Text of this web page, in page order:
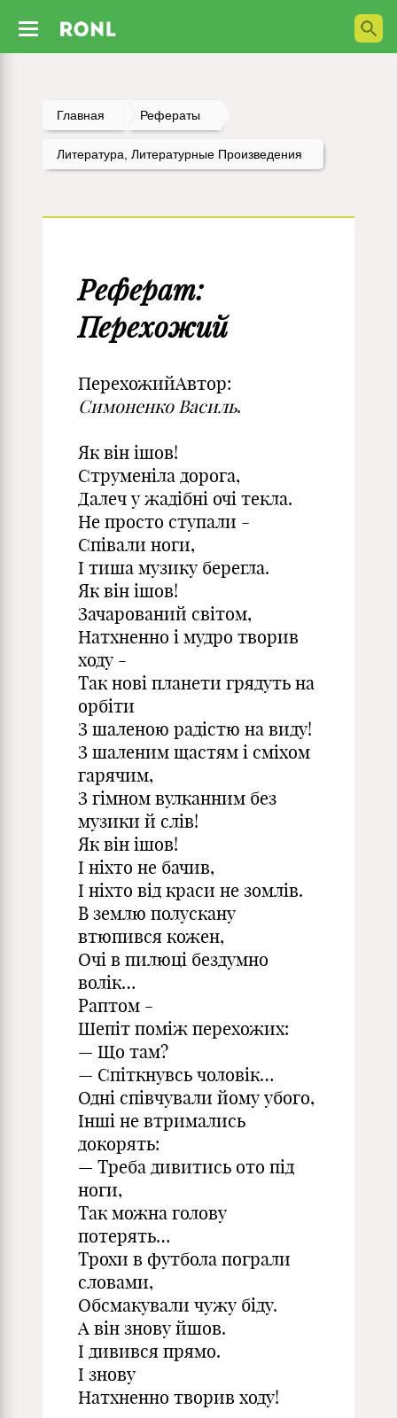
Главная Рефераты
Литература, Литературные Произведения
Реферат:
Перехожий
ПерехожийАвтор:
Симоненко Василь.
Як він ішов!
Струменіла дорога,
Далеч у жадібні очі текла.
Не просто ступали -
Співали ноги,
І тиша музику берегла.
Як він ішов!
Зачарований світом,
Натхненно і мудро творив
ходу -
Так нові планети грядуть на
орбіти
З шаленою радістю на виду!
З шаленим щастям і сміхом
гарячим,
З гімном вулканним без
музики й слів!
Як він ішов!
І ніхто не бачив,
І ніхто від краси не зомлів.
В землю полускану
втюпився кожен,
Очі в пилюці бездумно
волік…
Раптом -
Шепіт поміж перехожих:
— Що там?
— Спіткнувсь чоловік…
Одні співчували йому убого,
Інші не втримались
докорять:
— Треба дивитись ото під
ноги,
Так можна голову
потерять…
Трохи в футбола пограли
словами,
Обсмакували чужу біду.
А він знову йшов.
І дивився прямо.
І знову
Натхненно творив ходу!